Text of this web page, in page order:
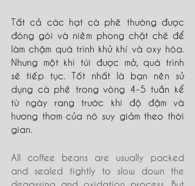
Tất cả các hạt cà phê thường được
đóng gói và niêm phong chặt chẽ để
làm chậm quá trình khử khí và oxy hóa.
Nhưng một khi túi được mở, quá trình
sẽ tiếp tục. Tốt nhất là bạn nên sử
dụng cà phê trong vòng 4-5 tuần kể
từ ngày rang trước khi độ đậm và
hương thơm của nó suy giảm theo thời
gian.
All coffee beans are usually packed
and sealed tightly to slow down the
degassing and oxidation process. But